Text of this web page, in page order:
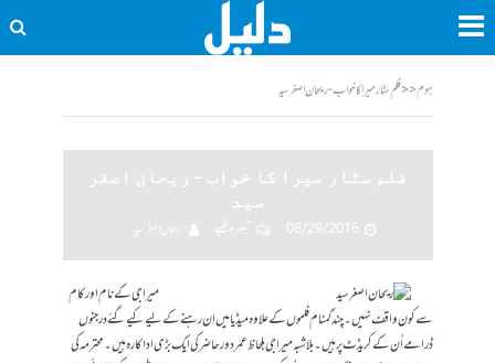
ہوم<<فلم سٹار میرا کا خواب - ریحان اصغر سید
فلم سٹار میرا کا خواب – ریحان اصغر
سید
08/29/2016
تبصرہ لکھیے ریحان اصغر سید
میرا جی کے نام اور کام
سے کون واقف نہیں۔ چند گمنام فلموں کے علاوہ میڈیا میں اِن رہنے کے لیے کیےگئے درجنوں
ڈرامے اُن کے کریڈٹ پر ہیں۔ بلاشبہ میرا جی بلحاظ عمر دور حاضر کی ایک بڑی اداکارہ ہیں۔ محترمہ کی